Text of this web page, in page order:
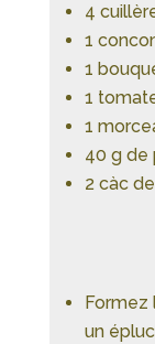
4
1
1
1
1
40 g de
2 càc
un